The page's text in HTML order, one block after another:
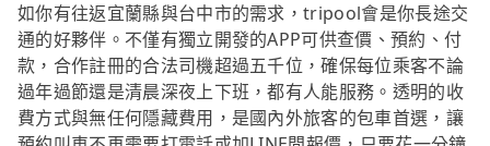
如你有往返宜蘭縣與台中市的需求，tripool會是你長途交
通的好夥伴。不僅有獨立開發的APP可供查價、預約、付
款，合作註冊的合法司機超過五千位，確保每位乘客不論
過年過節還是清晨深夜上下班，都有人能服務。透明的收
費方式與無任何隱藏費用，是國內外旅客的包車首選，讓